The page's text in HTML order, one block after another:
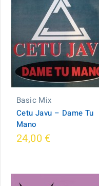
Basic Mix
Cetu Javu – Dame Tu
Mano
24,00 €